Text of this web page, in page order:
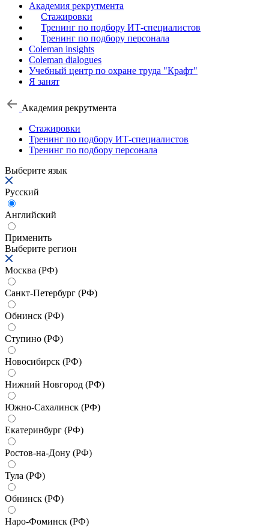
Академия рекрутмента
Стажировки
Тренинг по подбору ИТ-специалистов
Тренинг по подбору персонала
Coleman insights
Coleman dialogues
Учебный центр по охране труда "Крафт"
Я занят
Академия рекрутмента
Стажировки
Тренинг по подбору ИТ-специалистов
Тренинг по подбору персонала
Выберите язык
Русский
Английский
Применить
Выберите регион
Москва (РФ)
Санкт-Петербург (РФ)
Обнинск (РФ)
Ступино (РФ)
Новосибирск (РФ)
Нижний Новгород (РФ)
Южно-Сахалинск (РФ)
Екатеринбург (РФ)
Ростов-на-Дону (РФ)
Тула (РФ)
Обнинск (РФ)
Наро-Фоминск (РФ)